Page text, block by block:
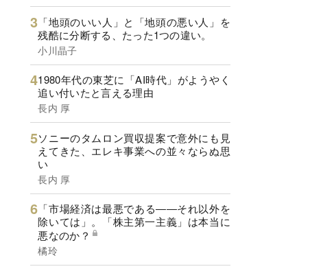
「地頭のいい人」と「地頭の悪い人」を
残酷に分断する、たった1つの違い。
小川晶子
1980年代の東芝に「AI時代」がようやく
追い付いたと言える理由
長内 厚
ソニーのタムロン買収提案で意外にも見
えてきた、エレキ事業への並々ならぬ思
い
長内 厚
「市場経済は最悪である――それ以外を
除いては」。「株主第一主義」は本当に
悪なのか？
橘玲